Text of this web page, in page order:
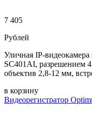
7 405
Рублей
Уличная IP-видеокамера
SC401AI, разрешением
объектив 2,8-12 мм,
в корзину
Видеорегистратор